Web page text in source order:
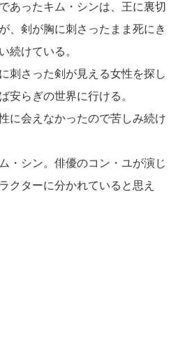
あったキム・シンは、王に裏切
、剣が胸に刺さったまま死にき
続けている。
刺さった剣が見える女性を探し
安らぎの世界に行ける。
に会えなかったので苦しみ続け
・シン。俳優のコン・ユが演じ
クターに分かれていると思え